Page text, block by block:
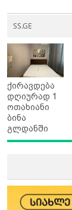
SS.GE
ქირავდება
დღიურად 1
ოთახიანი
ბინა
გლდანში